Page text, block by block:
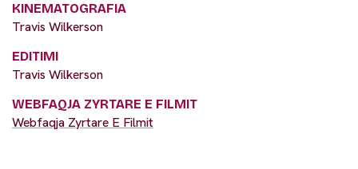
KINEMATOGRAFIA
Travis Wilkerson
EDITIMI
Travis Wilkerson
WEBFAQJA ZYRTARE E FILMIT
Webfaqja Zyrtare E Filmit